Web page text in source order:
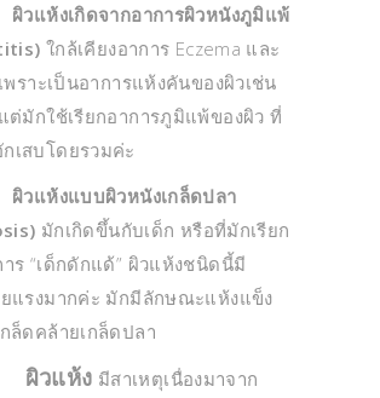
เกิดจากอาการผิวหนังภูมิแพ้
ใกล้เคียงอาการ Eczema และ
พราะเป็นอาการแห้งคันของผิวเช่น
ต่มักใช้เรียกอาการภูมิแพ้ของผิว ที่
เสบโดยรวมค่ะ
แบบผิวหนังเกล็ดปลา
มักเกิดขึ้นกับเด็ก หรือที่มักเรียก
ร “เด็กดักแด้” ผิวแห้งชนิดนี้มี
ยแรงมากค่ะ มักมีลักษณะแห้งแข็ง
ล็ดคล้ายเกล็ดปลา
ห้ง มีสาเหตุเนื่องมาจาก